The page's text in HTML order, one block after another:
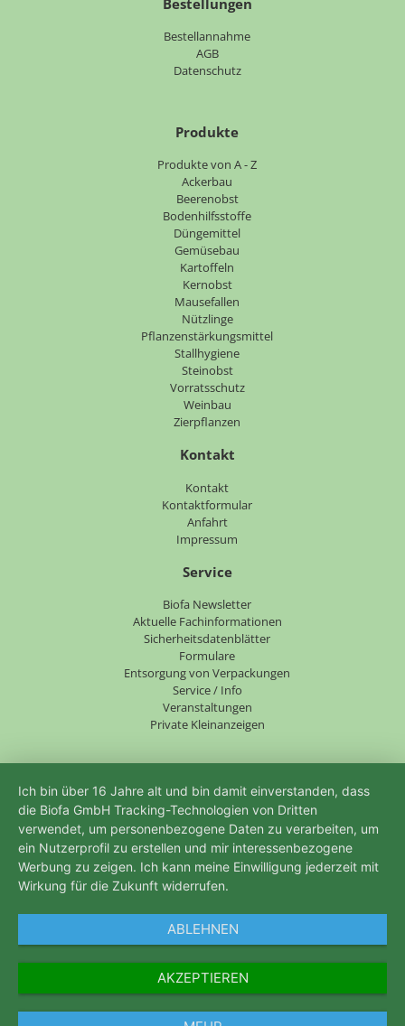
Bestellannahme
AGB
Datenschutz
Produkte
Produkte von A - Z
Ackerbau
Beerenobst
Bodenhilfsstoffe
Düngemittel
Gemüsebau
Kartoffeln
Kernobst
Mausefallen
Nützlinge
Pflanzenstärkungsmittel
Stallhygiene
Steinobst
Vorratsschutz
Weinbau
Zierpflanzen
Kontakt
Kontakt
Kontaktformular
Anfahrt
Impressum
Service
Biofa Newsletter
Aktuelle Fachinformationen
Sicherheitsdatenblätter
Formulare
Entsorgung von Verpackungen
Service / Info
Veranstaltungen
Private Kleinanzeigen
Ich bin über 16 Jahre alt und bin damit einverstanden, dass
die Biofa GmbH Tracking-Technologien von Dritten
verwendet, um personenbezogene Daten zu verarbeiten, um
ein Nutzerprofil zu erstellen und mir interessenbezogene
Werbung zu zeigen. Ich kann meine Einwilligung jederzeit mit
Wirkung für die Zukunft widerrufen.
ABLEHNEN
AKZEPTIEREN